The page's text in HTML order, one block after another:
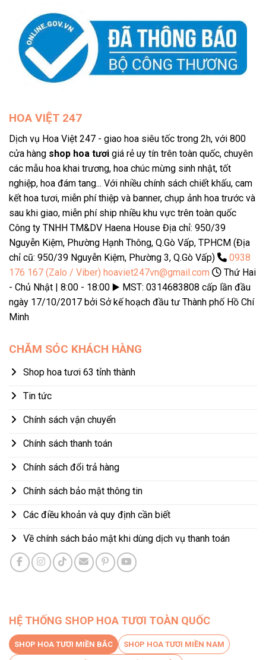
HOA VIỆT 247
Dịch vụ Hoa Việt 247 - giao hoa siêu tốc trong 2h, với 800
cửa hàng shop hoa tươi giá rẻ uy tín trên toàn quốc, chuyên
các mẫu hoa khai trương, hoa chúc mừng sinh nhật, tốt
nghiệp, hoa đám tang... Với nhiều chính sách chiết khấu, cam
kết hoa tươi, miễn phí thiệp và banner, chụp ảnh hoa trước và
sau khi giao, miễn phí ship nhiều khu vực trên toàn quốc
Công ty TNHH TM&DV Haena House Địa chỉ: 950/39
Nguyễn Kiệm, Phường Hạnh Thông, Q.Gò Vấp, TPHCM (Địa
chỉ cũ: 950/39 Nguyễn Kiệm, Phường 3, Q.Gò Vấp)
0938
176 167 (Zalo / Viber) hoaviet247vn@gmail.com
Thứ Hai
- Chủ Nhật | 8:00 - 18:00 ▶️ MST: 0314683808 cấp lần đầu
ngày 17/10/2017 bởi Sở kế hoạch đầu tư Thành phố Hồ Chí
Minh
CHĂM SÓC KHÁCH HÀNG
Shop hoa tươi 63 tỉnh thành
Tin tức
Chính sách vận chuyển
Chính sách thanh toán
Chính sách đổi trả hàng
Chính sách bảo mật thông tin
Các điều khoản và quy định cần biết
Về chính sách bảo mật khi dùng dịch vụ thanh toán
HỆ THỐNG SHOP HOA TƯƠI TOÀN QUỐC
SHOP HOA TƯƠI MIỀN BẮC SHOP HOA TƯƠI MIỀN NAM